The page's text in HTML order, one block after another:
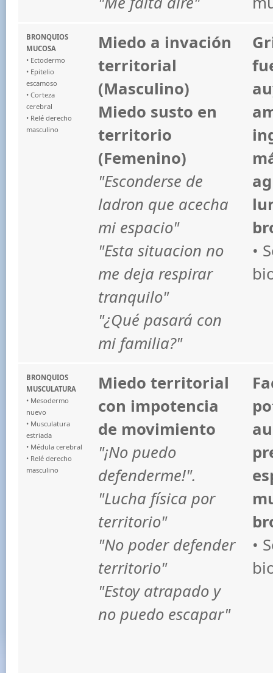
BRONQUIOS
MUCOSA
• Ectodermo
• Epitelio
escamoso
• Corteza
cerebral
• Relé derecho
masculino
Miedo a invación
territorial
(Masculino)
Miedo susto en
territorio
(Femenino)
"Esconderse de
ladron que acecha
mi espacio"
"Esta situacion no
me deja respirar
tranquilo"
"¿Qué pasará con
mi familia?"
•
BRONQUIOS
MUSCULATURA
• Mesodermo
nuevo
• Musculatura
estriada
• Médula cerebral
• Relé derecho
masculino
Miedo territorial
con impotencia
de movimiento
"¡No puedo
defenderme!".
"Lucha física por
territorio"
"No poder defender
territorio"
"Estoy atrapado y
no puedo escapar"
•